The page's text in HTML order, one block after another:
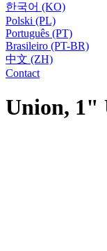
한국어 (KO)
Polski (PL)
Português (PT)
Brasileiro (PT-BR)
中文 (ZH)
Contact
Union, 1"